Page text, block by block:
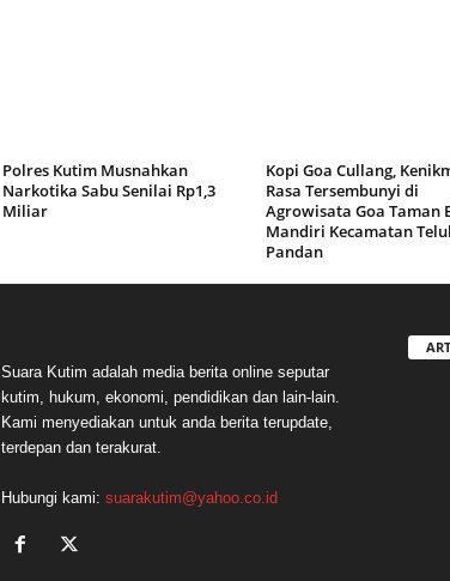
Polres Kutim Musnahkan
Narkotika Sabu Senilai Rp1,3
Miliar
Kopi Goa Cullang,
Rasa Tersembunyi di
Agrowisata Goa Taman
Mandiri Kecamatan
Pandan
Suara Kutim adalah media berita online seputar
kutim, hukum, ekonomi, pendidikan dan lain-lain.
Kami menyediakan untuk anda berita terupdate,
terdepan dan terakurat.
Hubungi kami: suarakutim@yahoo.co.id